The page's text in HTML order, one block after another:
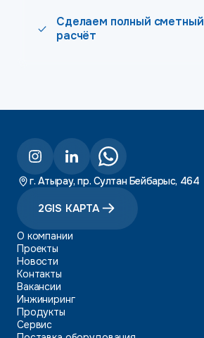
Сделаем полный сметный
расчёт
г. Атырау, пр. Султан Бейбарыс, 464
2GIS КАРТА
О компании
Проекты
Новости
Контакты
Вакансии
Инжиниринг
Продукты
Сервис